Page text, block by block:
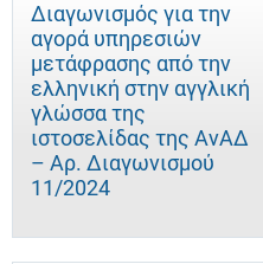
Διαγωνισμός για την
αγορά υπηρεσιών
μετάφρασης από την
ελληνική στην αγγλική
γλώσσα της
ιστοσελίδας της ΑνΑΔ
– Αρ. Διαγωνισμού
11/2024